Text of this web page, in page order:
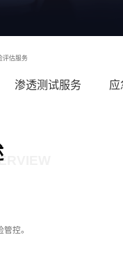
评估服务
渗透测试服务 应
控。